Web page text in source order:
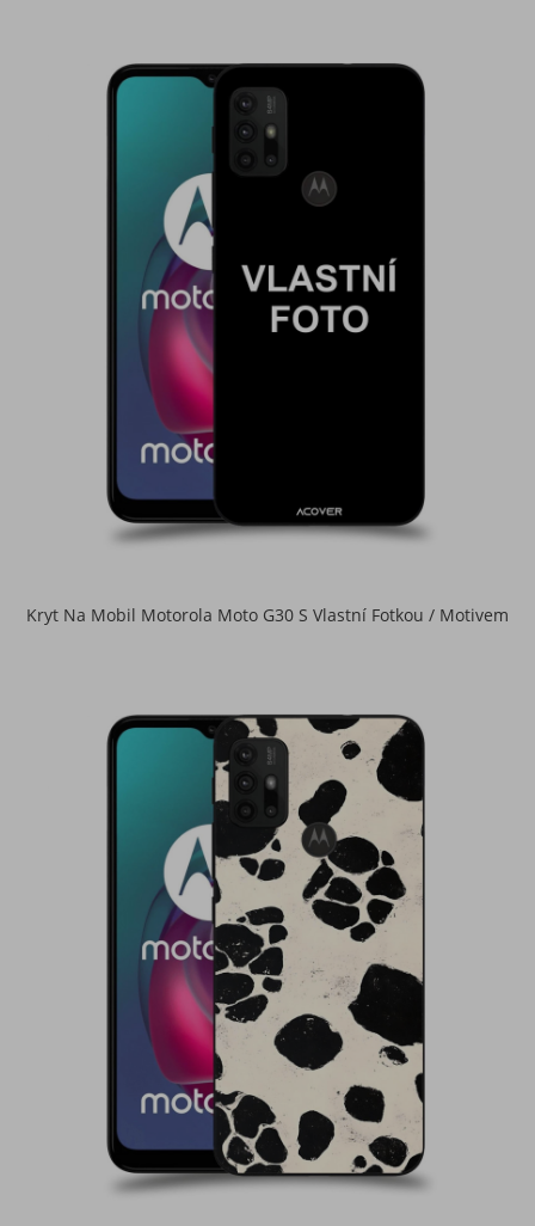
Kryt Na Mobil Motorola Moto G30 S Vlastní Fotkou / Motivem